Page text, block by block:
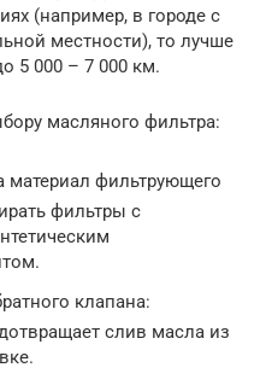
(например, в городе с
местности), то лучше
5 000 – 7 000 км.
масляного фильтра:
материал фильтрующего
фильтры с
клапана:
слив масла из